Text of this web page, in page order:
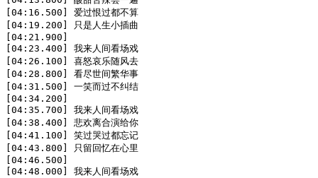
[04:16.500] 爱过恨过都不算
[04:19.200] 只是人生小插曲
[04:21.900]
[04:23.400] 我来人间看场戏
[04:26.100] 喜怒哀乐随风去
[04:28.800] 看尽世间繁华事
[04:31.500] 一笑而过不纠结
[04:34.200]
[04:35.700] 我来人间看场戏
[04:38.400] 悲欢离合演给你
[04:41.100] 笑过哭过都忘记
[04:43.800] 只留回忆在心里
[04:46.500]
[04:48.000] 我来人间看场戏